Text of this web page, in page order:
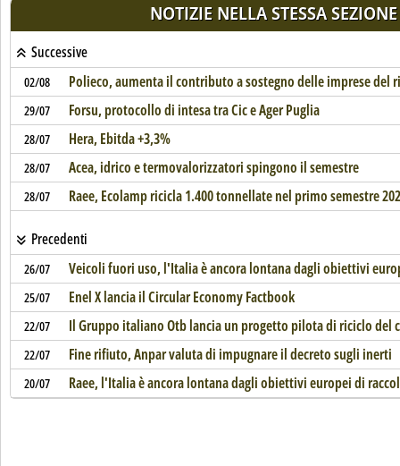
NOTIZIE NELLA STESSA SEZIONE
Successive
02/08 Polieco, aumenta il contributo a sostegno delle imprese del
29/07 Forsu, protocollo di intesa tra Cic e Ager Puglia
28/07 Hera, Ebitda +3,3%
28/07 Acea, idrico e termovalorizzatori spingono il semestre
28/07 Raee, Ecolamp ricicla 1.400 tonnellate nel primo semestre
Precedenti
26/07 Veicoli fuori uso, l'Italia è ancora lontana dagli obiettivi
25/07 Enel X lancia il Circular Economy Factbook
22/07 Il Gruppo italiano Otb lancia un progetto pilota di riciclo del
22/07 Fine rifiuto, Anpar valuta di impugnare il decreto sugli inerti
20/07 Raee, l'Italia è ancora lontana dagli obiettivi europei di